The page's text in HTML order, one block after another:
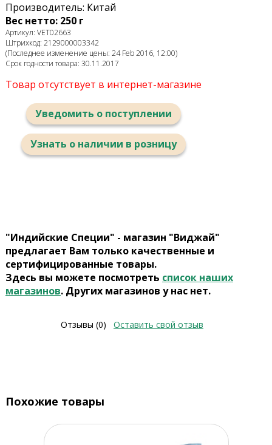
Производитель: Китай
Вес нетто: 250 г
Артикул: VET02663
Штрихкод: 2129000003342
(Последнее изменение цены: 24 Feb 2016, 12:00)
Срок годности товара: 30.11.2017
Товар отсутствует в интернет-магазине
Уведомить о поступлении
Узнать о наличии в розницу
"Индийские Специи" - магазин "Виджай"
предлагает Вам только качественные и
сертифицированные товары.
Здесь вы можете посмотреть список наших
магазинов. Других магазинов у нас нет.
Отзывы (0) Оставить свой отзыв
Похожие товары